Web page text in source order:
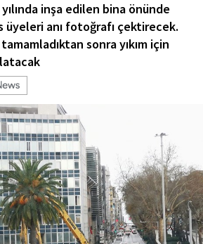
inşa edilen bina önünde
üyeleri anı fotoğrafı çektirecek.
sonra yıkım için